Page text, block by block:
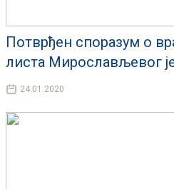
Потврђен споразум о
листа Мирослављевог
24.01.2020